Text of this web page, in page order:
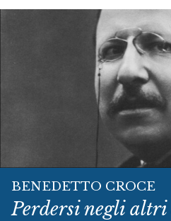
BENEDETTO CROCE
Perdersi negli altri